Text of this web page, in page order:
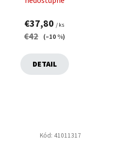
€37,80/ ks
€42 (–10 %)
DETAIL
Kód: 41011317